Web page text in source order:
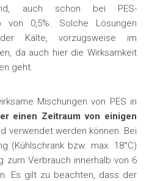
auch schon bei PES-
von 0,5%. Solche Lösungen
Kälte, vorzugsweise im
da auch hier die Wirksamkeit
geht.
Mischungen von PES in
einen Zeitraum von einigen
verwendet werden können. Bei
(Kühlschrank bzw. max. 18°C)
zum Verbrauch innerhalb von 6
Es gilt zu beachten, dass der